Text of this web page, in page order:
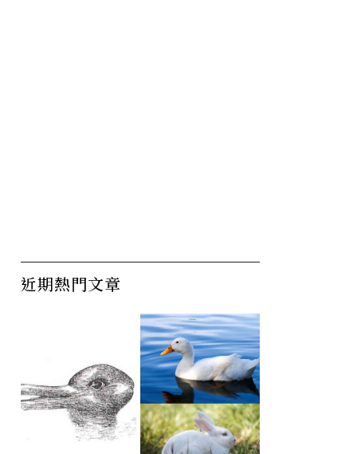
近期熱門文章